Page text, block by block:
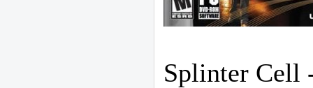
Splinter Cell